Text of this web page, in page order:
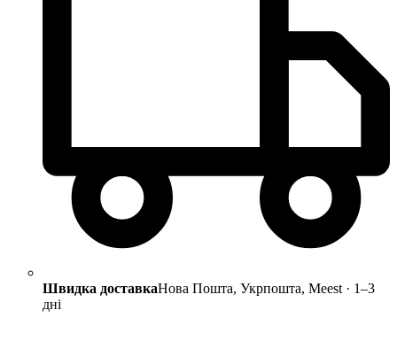
Швидка доставкаНова Пошта, Укрпошта, Meest · 1–3
дні